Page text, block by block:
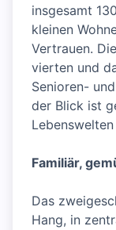
insgesamt
kleinen
Vertrauen.
vierten und
Senioren-
der Blick ist
Familiär,
Das
Hang, in